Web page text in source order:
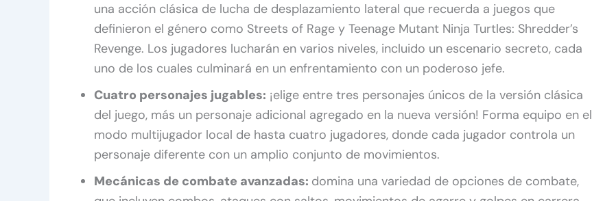
una acción clásica de lucha de desplazamiento lateral que recuerda a juegos que
definieron el género como Streets of Rage y Teenage Mutant Ninja Turtles: Shredder’s
Revenge. Los jugadores lucharán en varios niveles, incluido un escenario secreto, cada
uno de los cuales culminará en un enfrentamiento con un poderoso jefe.
Cuatro personajes jugables: ¡elige entre tres personajes únicos de la versión clásica
del juego, más un personaje adicional agregado en la nueva versión! Forma equipo en el
modo multijugador local de hasta cuatro jugadores, donde cada jugador controla un
personaje diferente con un amplio conjunto de movimientos.
Mecánicas de combate avanzadas: domina una variedad de opciones de combate,